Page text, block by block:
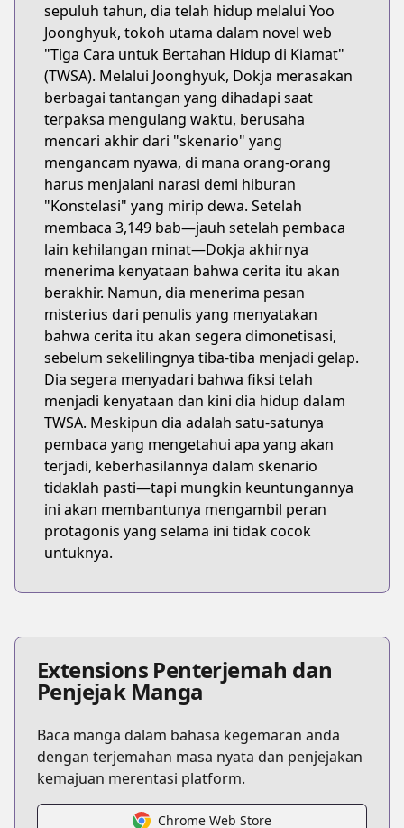
sepuluh tahun, dia telah hidup melalui Yoo
Joonghyuk, tokoh utama dalam novel web
"Tiga Cara untuk Bertahan Hidup di Kiamat"
(TWSA). Melalui Joonghyuk, Dokja merasakan
berbagai tantangan yang dihadapi saat
terpaksa mengulang waktu, berusaha
mencari akhir dari "skenario" yang
mengancam nyawa, di mana orang-orang
harus menjalani narasi demi hiburan
"Konstelasi" yang mirip dewa. Setelah
membaca 3,149 bab—jauh setelah pembaca
lain kehilangan minat—Dokja akhirnya
menerima kenyataan bahwa cerita itu akan
berakhir. Namun, dia menerima pesan
misterius dari penulis yang menyatakan
bahwa cerita itu akan segera dimonetisasi,
sebelum sekelilingnya tiba-tiba menjadi gelap.
Dia segera menyadari bahwa fiksi telah
menjadi kenyataan dan kini dia hidup dalam
TWSA. Meskipun dia adalah satu-satunya
pembaca yang mengetahui apa yang akan
terjadi, keberhasilannya dalam skenario
tidaklah pasti—tapi mungkin keuntungannya
ini akan membantunya mengambil peran
protagonis yang selama ini tidak cocok
untuknya.
Extensions Penterjemah dan
Penjejak Manga
Baca manga dalam bahasa kegemaran anda
dengan terjemahan masa nyata dan penjejakan
kemajuan merentasi platform.
Chrome Web Store